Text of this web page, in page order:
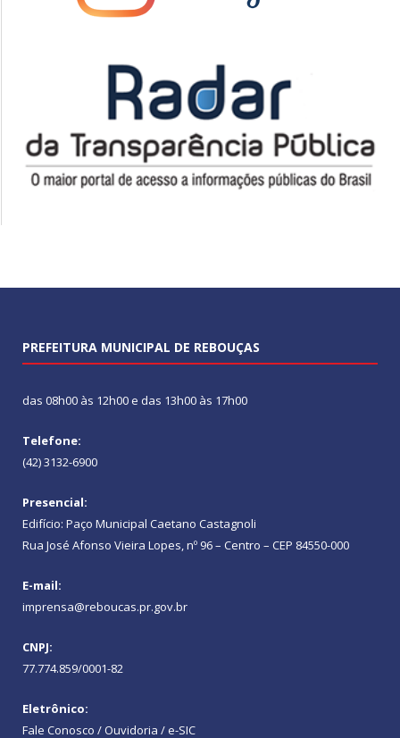
PREFEITURA MUNICIPAL DE REBOUÇAS
das 08h00 às 12h00 e das 13h00 às 17h00
Telefone:
(42) 3132-6900
Presencial:
Edifício: Paço Municipal Caetano Castagnoli
Rua José Afonso Vieira Lopes, nº 96 – Centro – CEP 84550-000
E-mail:
imprensa@reboucas.pr.gov.br
CNPJ:
77.774.859/0001-82
Eletrônico:
Fale Conosco / Ouvidoria / e-SIC